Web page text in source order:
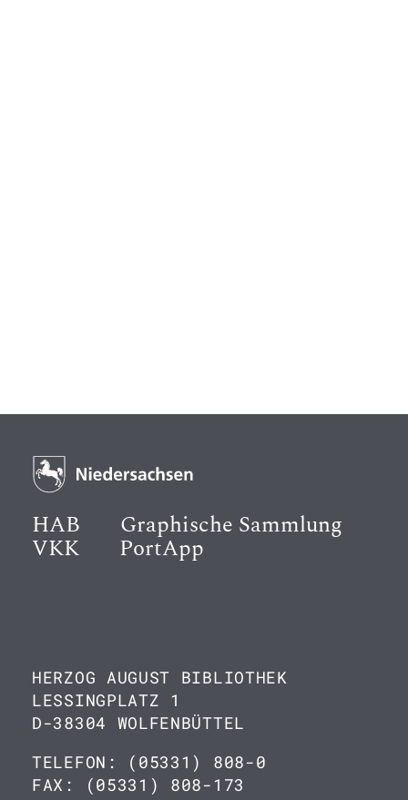
HAB Graphische Sammlung
VKK PortApp
HERZOG AUGUST BIBLIOTHEK
LESSINGPLATZ 1
D-38304 WOLFENBÜTTEL
TELEFON: (05331) 808-0
FAX: (05331) 808-173